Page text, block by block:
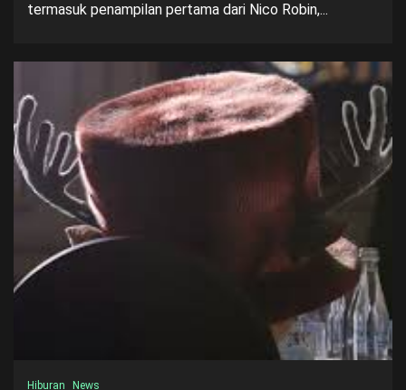
termasuk penampilan pertama dari Nico Robin,...
Hiburan News